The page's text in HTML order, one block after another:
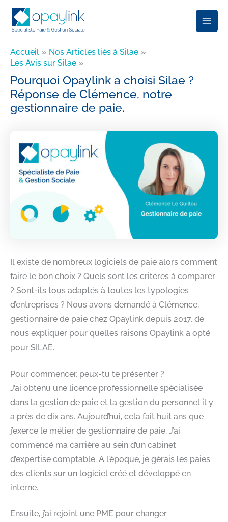
Aller
contenu
Accueil
Nos Articles liés à Silae
Les Avis sur Silae
Pourquoi Opaylink a choisi Silae ?
Réponse de Clémence, notre
gestionnaire de paie.
Il existe de nombreux logiciels de paie alors comment
faire le bon choix ? Quels sont les critères à comparer
? Sont-ils tous adaptés à toutes les typologies
d’entreprises ? Nous avons demandé à Clémence,
gestionnaire de paie chez Opaylink depuis 2017, de
nous expliquer pour quelles raisons Opaylink a opté
pour SILAE.
Pour commencer, peux-tu te présenter ?
J’ai obtenu une licence professionnelle spécialisée
dans la gestion de paie et la gestion du personnel il y
a près de dix ans. Aujourd’hui, cela fait huit ans que
j’exerce le métier de gestionnaire de paie. J’ai
commencé ma carrière au sein d’un cabinet
d’expertise comptable. A l’époque, je gérais les paies
des clients sur un logiciel créé et développé en
interne.
Ensuite, j’ai rejoint une PME pour changer